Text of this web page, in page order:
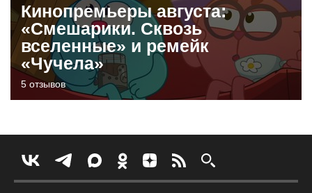
Кинопремьеры августа:
«Смешарики. Сквозь
вселенные» и ремейк
«Чучела»
5 отзывов